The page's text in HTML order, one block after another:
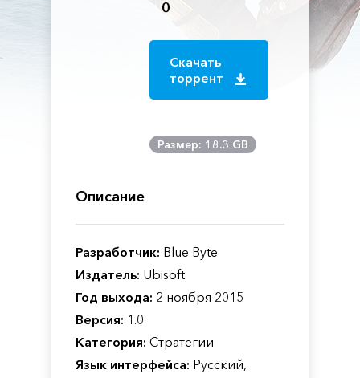
0
Скачать
торрент
Размер: 18.3 GB
Описание
Разработчик: Blue Byte
Издатель: Ubisoft
Год выхода: 2 ноября 2015
Версия: 1.0
Категория: Стратегии
Язык интерфейса: Русский,